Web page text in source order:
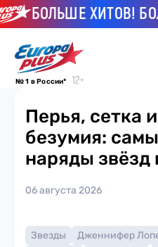
БОЛЬШЕ ХИТОВ!
№ 1 в России*
Перья, сетка
безумия:
наряды звёзд
06 августа 2026
Звезды Дженнифер